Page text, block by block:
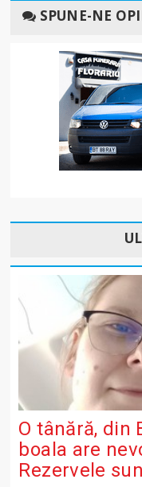
SPUNE-NE
O tânără, din
boala are
Rezervele